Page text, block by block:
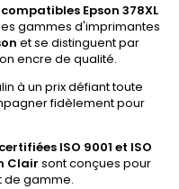
Epson 378XL
gammes d'imprimantes
et se distinguent par
encre de qualité.
à un prix défiant toute
fidèlement pour
ISO 9001 et ISO
Clair sont conçues pour
de gamme.